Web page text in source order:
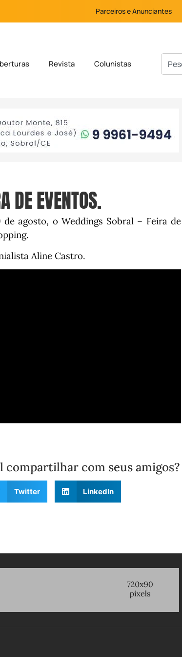
Parceiros e Anunciantes
Revista Colunistas
DE EVENTOS.
agosto, o Weddings Sobral – Feira de
Aline Castro.
compartilhar com seus amigos?
Twitter LinkedIn